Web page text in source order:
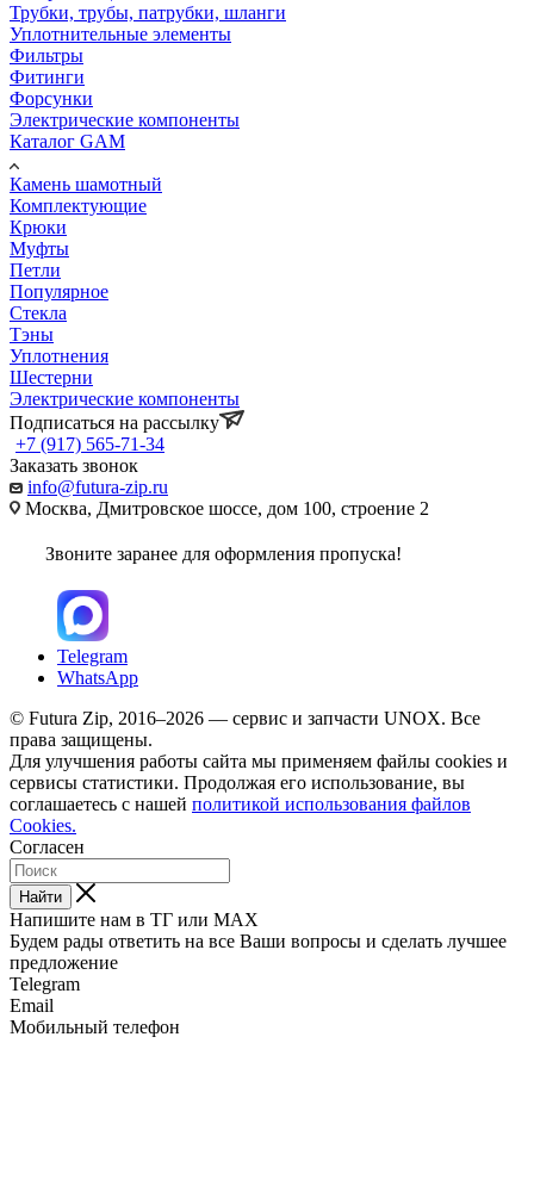
Трубки, трубы, патрубки, шланги
Уплотнительные элементы
Фильтры
Фитинги
Форсунки
Электрические компоненты
Каталог GAM
Камень шамотный
Комплектующие
Крюки
Муфты
Петли
Популярное
Стекла
Тэны
Уплотнения
Шестерни
Электрические компоненты
Подписаться на рассылку
+7 (917) 565-71-34
Заказать звонок
info@futura-zip.ru
Москва, Дмитровское шоссе, дом 100, строение 2
Звоните заранее для оформления пропуска!
Telegram
WhatsApp
© Futura Zip, 2016–2026 — сервис и запчасти UNOX. Все
права защищены.
Для улучшения работы сайта мы применяем файлы cookies и
сервисы статистики. Продолжая его использование, вы
соглашаетесь с нашей политикой использования файлов
Cookies.
Согласен
Найти
Напишите нам в ТГ или MAX
Будем рады ответить на все Ваши вопросы и сделать лучшее
предложение
Telegram
Email
Мобильный телефон